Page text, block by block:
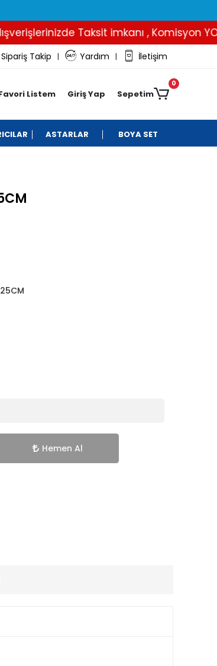
Taksit imkanı , Komisyon YOK..
Sipariş Takip | Yardım | İletişim
Listem Giriş Yap Sepetim
0
ASTARLAR BOYA SET
Hemen Al